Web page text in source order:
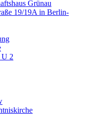
Grünau
19/19A in Berlin-
U 2